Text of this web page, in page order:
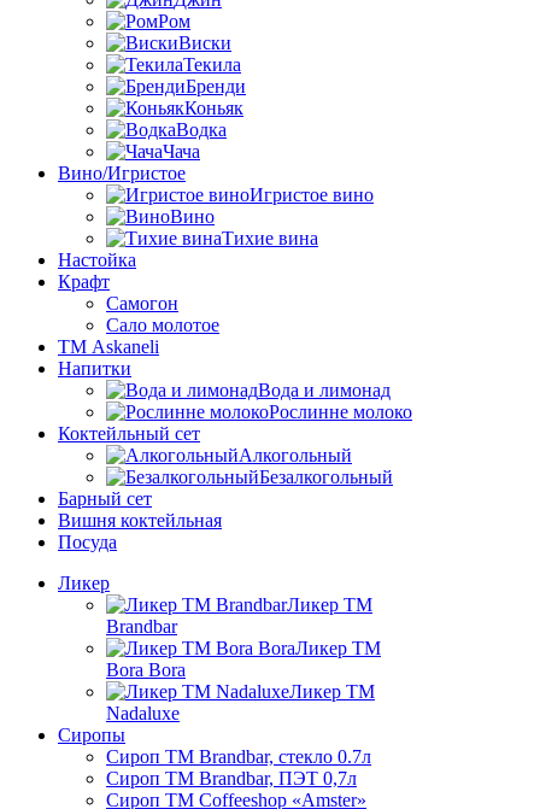
Ром
Виски
Текила
Бренди
Коньяк
Водка
Чача
Вино/Игристое
Игристое вино
Вино
Тихие вина
Настойка
Крафт
Самогон
Сало молотое
ТМ Askaneli
Напитки
Вода и лимонад
Рослинне молоко
Коктейльный сет
Алкогольный
Безалкогольный
Барный сет
Вишня коктейльная
Посуда
Ликер
Ликер ТМ
Brandbar
Ликер ТМ
Bora Bora
Ликер ТМ
Nadaluxe
Сиропы
Сироп TM Brandbar, стекло 0.7л
Сироп TM Brandbar, ПЭТ 0,7л
Сироп TM Coffeeshop «Amster»